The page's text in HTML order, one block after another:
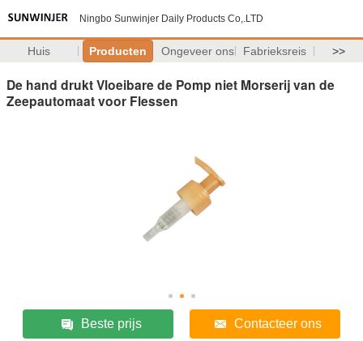
Ningbo Sunwinjer Daily Products Co,.LTD
Huis Producten Ongeveer ons Fabrieksreis >>
De hand drukt Vloeibare de Pomp niet Morserij van de
Zeepautomaat voor Flessen
Beste prijs Contacteer ons